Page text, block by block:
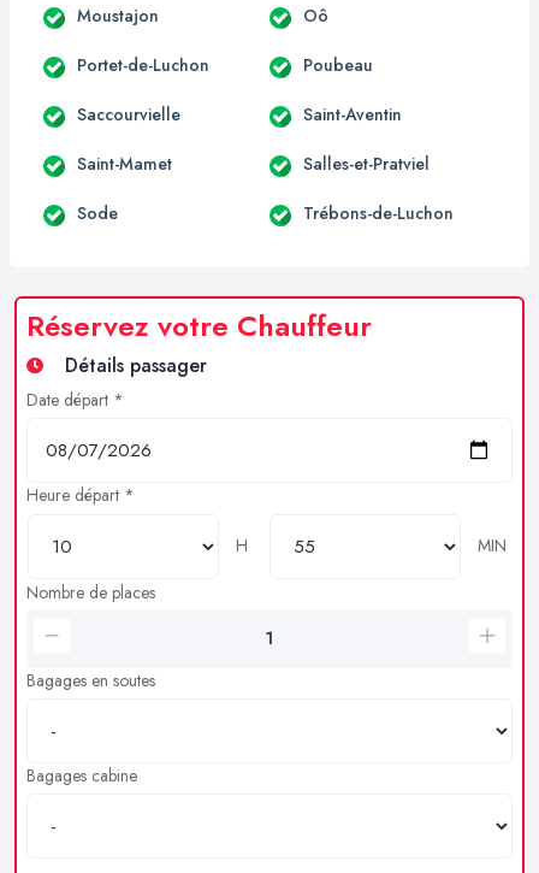
Moustajon Oô
Portet-de-Luchon Poubeau
Saccourvielle Saint-Aventin
Saint-Mamet Salles-et-Pratviel
Sode Trébons-de-Luchon
Réservez votre Chauffeur
Détails passager
Date départ *
Heure départ *
H
MIN
Nombre de places
Bagages en soutes
Bagages cabine